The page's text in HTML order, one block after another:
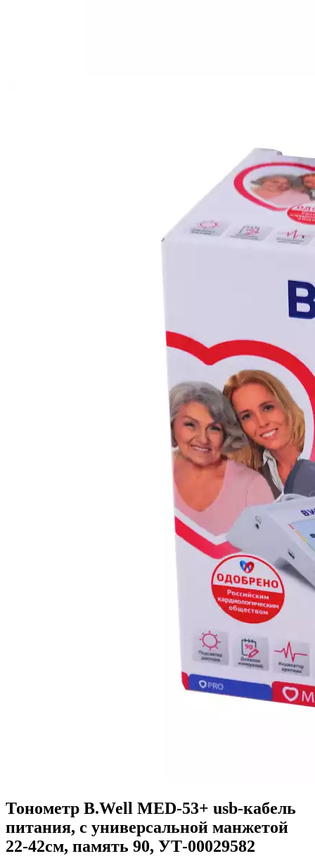
Тонометр B.Well MED-53+ usb-кабель
питания, с универсальной манжетой
22-42см, память 90, УТ-00029582